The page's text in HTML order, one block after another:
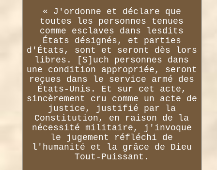
« J'ordonne et déclare que
toutes les personnes tenues
comme esclaves dans lesdits
États désignés, et parties
d'États, sont et seront dès lors
libres. [S]uch personnes dans
une condition appropriée, seront
reçues dans le service armé des
États-Unis. Et sur cet acte,
sincèrement cru comme un acte de
justice, justifié par la
Constitution, en raison de la
nécessité militaire, j'invoque
le jugement réfléchi de
l'humanité et la grâce de Dieu
Tout-Puissant.